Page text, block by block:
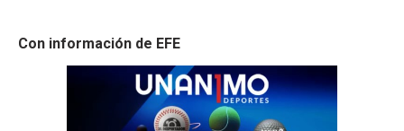
Con información de EFE